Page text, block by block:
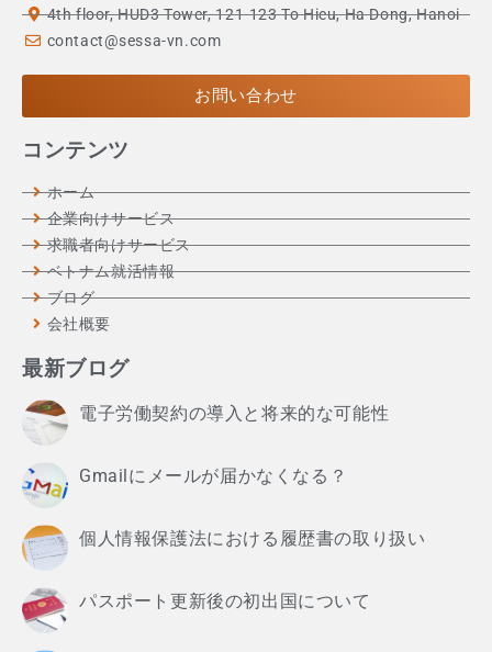
4th floor, HUD3 Tower, 121-123 To Hieu, Ha Dong, Hanoi
contact@sessa-vn.com
お問い合わせ
コンテンツ
ホーム
企業向けサービス
求職者向けサービス
ベトナム就活情報
ブログ
会社概要
最新ブログ
電子労働契約の導入と将来的な可能性
Gmailにメールが届かなくなる？
個人情報保護法における履歴書の取り扱い
パスポート更新後の初出国について